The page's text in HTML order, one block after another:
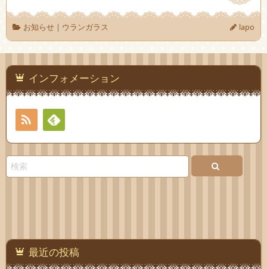
お知らせ| ウランガラス lapo
インフォメーション
Feedly
最近の投稿